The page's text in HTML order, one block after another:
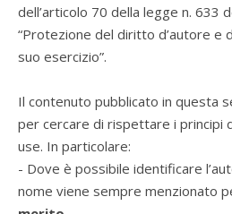
dell’articolo 70 della legge n. 633
“Protezione del diritto d’autore e
suo esercizio”.
Il contenuto pubblicato in questa
per cercare di rispettare i principi
use. In particolare:
- Dove è possibile identificare
nome viene sempre menzionato